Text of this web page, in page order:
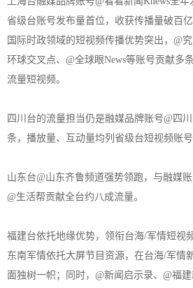
省级台账号发布量首位，收获传播量破百
国际时政领域的短视频传播优势突出，@
环球交叉点、@全球眼News等账号贡献多
流量短视频。
四川台的流量担当仍是融媒品牌账号@四
条，播放量、互动量均列省级台短视频账号
山东台@山东齐鲁频道强势领跑，与融媒
@生活帮贡献全台约八成流量。
福建台依托地缘优势，领衔台海/军情短视
东南军情依托大屏节目资源，在台海/军情
面独树一帜；同时，@新闻启示录、@福